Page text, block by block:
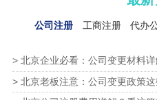
公司注册 工商注册 代办
> 北京企业必看：公司变更材料
> 北京老板注意：公司变更政策